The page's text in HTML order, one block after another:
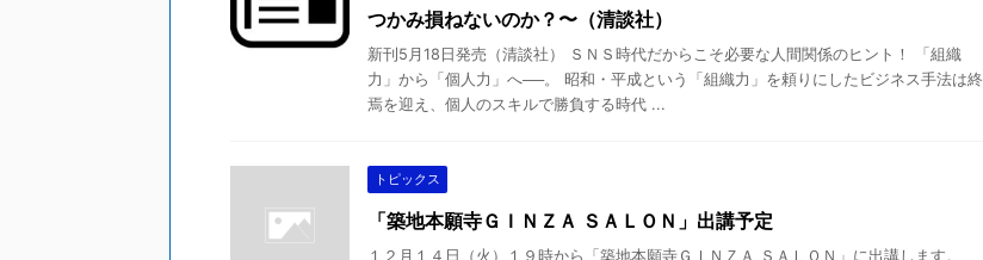
つかみ損ねないのか？〜（清談社）
新刊5月18日発売（清談社） ＳＮＳ時代だからこそ必要な人間関係のヒント！ 「組織
力」から「個人力」へ──。 昭和・平成という「組織力」を頼りにしたビジネス手法は終
焉を迎え、個人のスキルで勝負する時代 ...
トピックス
「築地本願寺ＧＩＮＺＡ ＳＡＬＯＮ」出講予定
１２月１４日（火）１９時から「築地本願寺ＧＩＮＺＡ ＳＡＬＯＮ」に出講します。